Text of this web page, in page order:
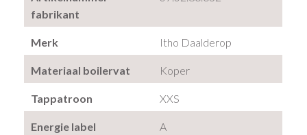
fabrikant
Merk Itho Daalderop
Materiaal boilervat Koper
Tappatroon XXS
Energie label A